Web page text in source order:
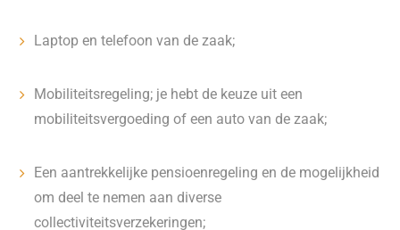
Laptop en telefoon van de zaak;
Mobiliteitsregeling; je hebt de keuze uit een
mobiliteitsvergoeding of een auto van de zaak;
Een aantrekkelijke pensioenregeling en de mogelijkheid
om deel te nemen aan diverse
collectiviteitsverzekeringen;